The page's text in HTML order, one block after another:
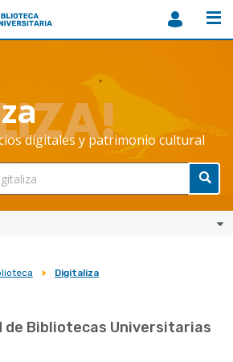
digitales y patrimonio cultural
Digitaliza
de Bibliotecas Universitarias